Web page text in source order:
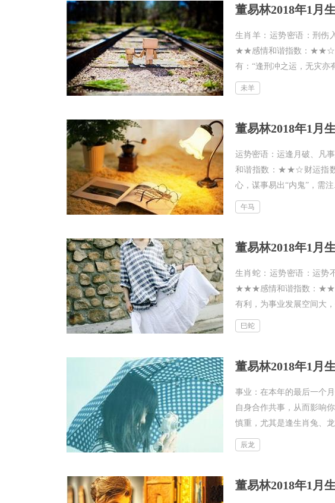
董易林2018年1月
生肖羊：运势密语：刑
★★感情和谐指数：★★☆
有：“逢刑冲之运，无灾亦
未羊
董易林2018年1月
运势密语：运逢月破、
和谐指数：★★☆财运指
心，谋事易出“内鬼”，需注
午马
董易林2018年1月
生肖蛇：运势密语：运
★★★感情和谐指数：
有利，为事业发展空间大
巳蛇
董易林2018年1月
事业：在本年的最后一个
自身合作共事，从而影响
慎重，尤其是逢生肖兔、
辰龙
董易林2018年1月